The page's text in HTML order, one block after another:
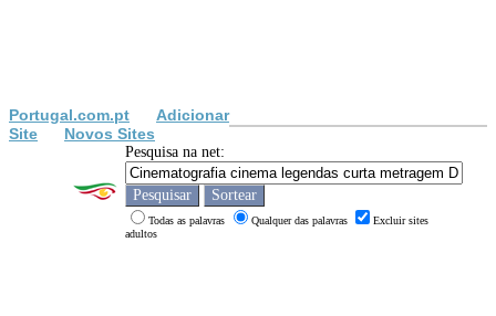
Portugal.com.pt
Adicionar
Site
Novos Sites
Pesquisa na net:
Todas as palavras Qualquer das palavras
Excluir sites
adultos